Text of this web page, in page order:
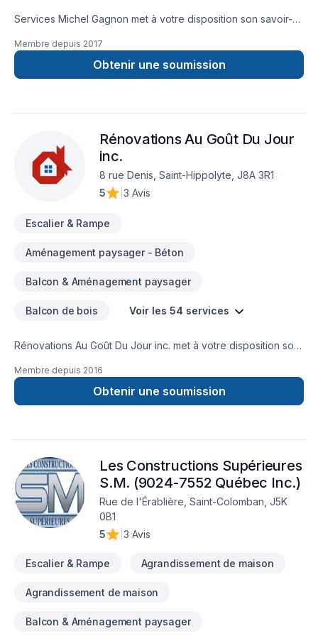
Services Michel Gagnon met à votre disposition son savoir-
Démolition, Escalier et rampe, Gypse, Insonorisation, Isolation,
Isolation entre-toît, Isolation mur, Isolation sous-sol, Margelle,
Meubles, Peinture, Plancher, Porte de garage, Portes et
à notre approche centrée sur le client, nous proposons des
solutions adaptées à vos besoins spécifiques et à votre
budget. Demandez votre soumission personnalisée et
démarrez votre projet en toute confiance.
Membre depuis 2017
Obtenir une soumission
Rénovations Au Goût Du Jour
inc.
8 rue Denis, Saint-Hippolyte, J8A 3R1
5
3 Avis
Escalier & Rampe
Aménagement paysager - Béton
Balcon & Aménagement paysager
Balcon de bois Voir les 54 services
Rénovations Au Goût Du Jour inc. met à votre disposition son
Calfeutrage, Carrelage, Clôture, Crépis, Cuisine, Démolition,
Escalier et rampe, Fissures, Foyer et poêle, Gypse,
Insonorisation, Isolation, Isolation entre-toît, Isolation mur,
sol, Tapis, Tirage de joint, Toiture pour embellir vos espaces
à Lanaudière,Laurentides,Laval,Outaouais. Grâce à notre
approche centrée sur le client, nous proposons des solutions
adaptées à vos besoins spécifiques et à votre budget.
Transformons ensemble vos idées en réalité. Contactez-nous
Membre depuis 2016
Obtenir une soumission
Les Constructions Supérieures
S.M. (9024-7552 Québec Inc.)
Rue de l'Érablière, Saint-Colomban, J5K
0B1
5
3 Avis
Escalier & Rampe Agrandissement de maison
Agrandissement de maison
Balcon & Aménagement paysager